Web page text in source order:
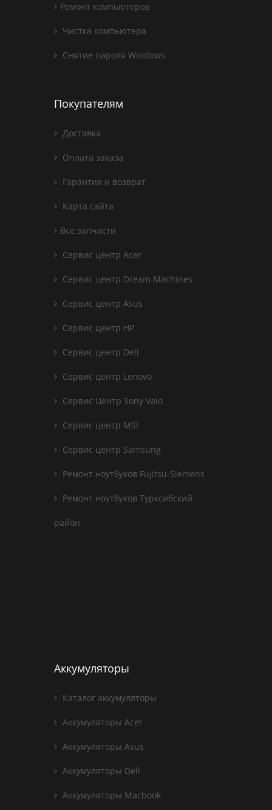
Ремонт компьютеров
Чистка компьютера
Снятие пароля Windows
Покупателям
Доставка
Оплата заказа
Гарантия и возврат
Карта сайта
Все запчасти
Сервис центр Acer
Сервис центр Dream Machines
Сервис центр Asus
Сервис центр HP
Сервис центр Dell
Сервис центр Lenovo
Сервис Центр Sony Vaio
Сервис центр MSI
Сервис центр Samsung
Ремонт ноутбуков Fujitsu-Siemens
Ремонт ноутбуков Турксибский
район
Аккумуляторы
Каталог аккумуляторы
Аккумуляторы Acer
Аккумуляторы Asus
Аккумуляторы Dell
Аккумуляторы Macbook